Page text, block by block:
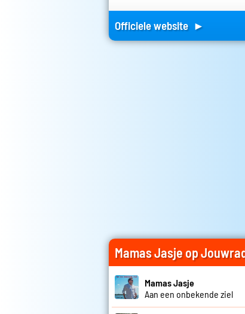
Officiele website ►
Mamas Jasje op
Mamas Jasje
Aan een onbekende ziel